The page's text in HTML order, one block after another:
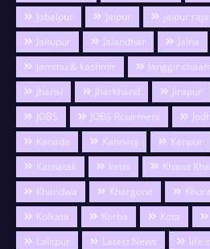
Jabalpur
Jaipur jaipur
Jaitupur
Jalandhar Jalna
jammu & kashmir
Janggir
Jhansi
Jharkhand Jirapur
JOBS
JOBS Rcuirment
Kanada
Kannauj Kanpur
Karnatak
katni Khana
Khandwa
Khargone
Kolkata
Korba Kota
Lalitpur
Latest News life